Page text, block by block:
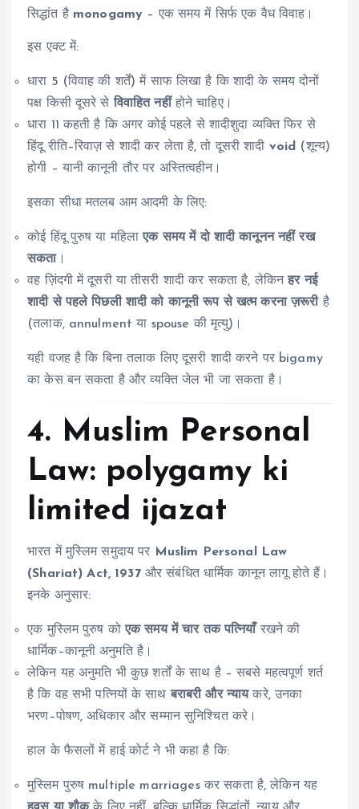
सिद्धांत है monogamy – एक समय में सिर्फ एक वैध विवाह।
इस एक्ट में:
धारा 5 (विवाह की शर्तें) में साफ लिखा है कि शादी के समय दोनों
पक्ष किसी दूसरे सेविवाहित नहींहोने चाहिए।
धारा 11 कहती है कि अगर कोई पहले से शादीशुदा व्यक्ति फिर से
हिंदू रीति–रिवाज़ से शादी कर लेता है, तो दूसरी शादी void
(शून्य)
होगी – यानी कानूनी तौर पर अस्तित्वहीन।
इसका सीधा मतलब आम आदमी के लिए:
कोई हिंदू पुरुष या महिलाएक समय में दो शादी कानूनन नहीं रख
सकता।
वह ज़िंदगी में दूसरी या तीसरी शादी कर सकता है, लेकिनहर नई
शादी से पहले पिछली शादी को कानूनी रूप से खत्म करना ज़रूरीहै
(तलाक, annulment या spouse की मृत्यु)।
यही वजह है कि बिना तलाक लिए दूसरी शादी करने पर bigamy
का केस बन सकता है और व्यक्ति जेल भी जा सकता है।
4. Muslim Personal
Law: polygamy ki
limited ijazat
भारत में मुस्लिम समुदाय पर Muslim Personal Law
(Shariat) Act, 1937और संबंधित धार्मिक कानून लागू होते हैं।
इनके अनुसार:
एक मुस्लिम पुरुष कोएक समय में चार तक पत्नियाँरखने की
धार्मिक–कानूनी अनुमति है।
लेकिन यह अनुमति भी कुछ शर्तों के साथ है – सबसे महत्वपूर्ण शर्त
है कि वह सभी पत्नियों के साथबराबरी और न्यायकरे, उनका
भरण–पोषण, अधिकार और सम्मान सुनिश्चित करे।
हाल के फैसलों में हाई कोर्ट ने भी कहा है कि:
मुस्लिम पुरुष multiple marriages कर सकता है, लेकिन यह